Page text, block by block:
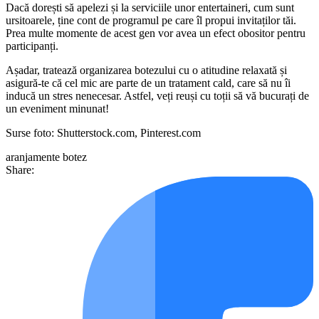
Dacă dorești să apelezi și la serviciile unor entertaineri, cum sunt
ursitoarele, ține cont de programul pe care îl propui invitaților tăi.
Prea multe momente de acest gen vor avea un efect obositor pentru
participanți.
Așadar, tratează organizarea botezului cu o atitudine relaxată și
asigură-te că cel mic are parte de un tratament cald, care să nu îi
inducă un stres nenecesar. Astfel, veți reuși cu toții să vă bucurați de
un eveniment minunat!
Surse foto: Shutterstock.com, Pinterest.com
aranjamente botez
Share: